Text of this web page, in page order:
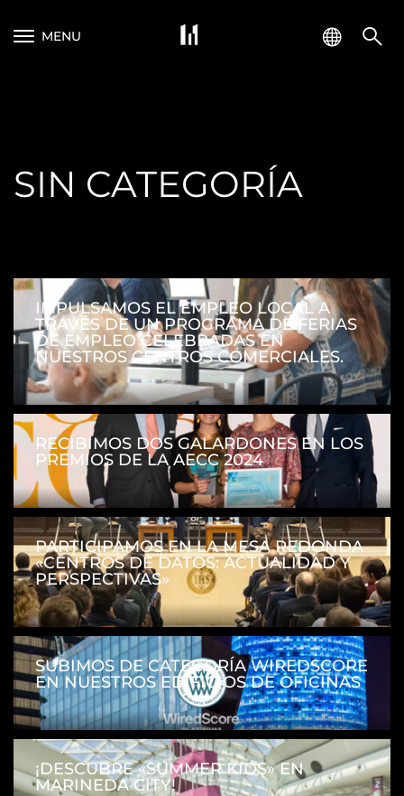
MENU
SIN CATEGORÍA
IMPULSAMOS EL EMPLEO LOCAL A
TRAVÉS DE UN PROGRAMA DE FERIAS
DE EMPLEO CELEBRADAS EN
NUESTROS CENTROS COMERCIALES.
RECIBIMOS DOS GALARDONES EN LOS
PREMIOS DE LA AECC 2024
PARTICIPAMOS EN LA MESA REDONDA
«CENTROS DE DATOS: ACTUALIDAD Y
PERSPECTIVAS»
SUBIMOS DE CATEGORÍA WIREDSCORE
EN NUESTROS EDIFICIOS DE OFICINAS
¡DESCUBRE «SUMMER KIDS» EN
MARINEDA CITY!